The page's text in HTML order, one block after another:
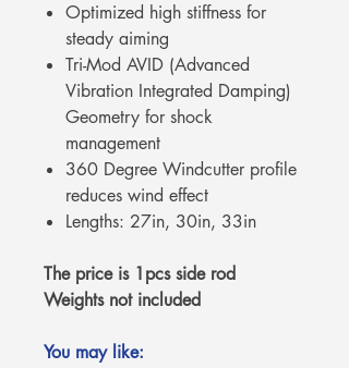
Optimized high stiffness for
steady aiming
Tri-Mod AVID (Advanced
Vibration Integrated Damping)
Geometry for shock
management
360 Degree Windcutter profile
reduces wind effect
Lengths: 27in, 30in, 33in
The price is 1pcs side rod
Weights not included
You may like: